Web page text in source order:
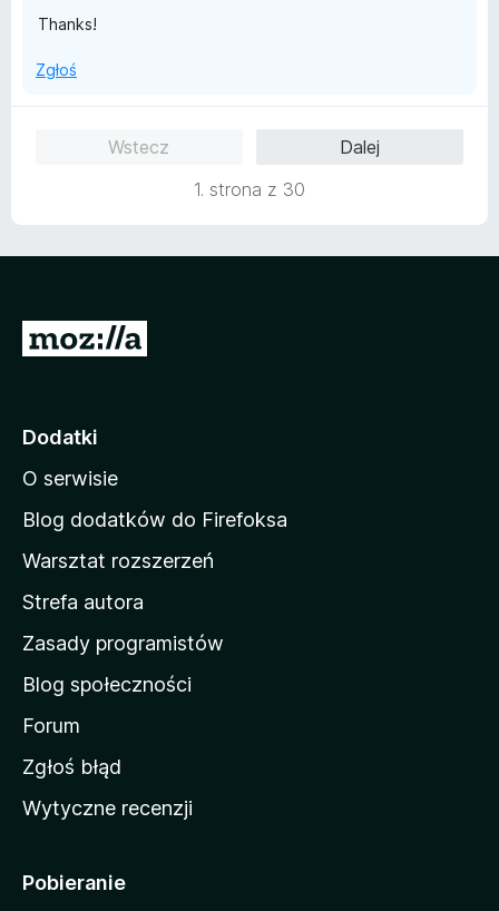
Thanks!
Zgłoś
Wstecz
Dalej
1. strona z 30
S
o
a
d
m
o
w
M
o
z
l
i
Dodatki
O serwisie
Blog dodatków do Firefoksa
Warsztat rozszerzeń
Strefa autora
Zasady programistów
Blog społeczności
Forum
Zgłoś błąd
Wytyczne recenzji
Pobieranie